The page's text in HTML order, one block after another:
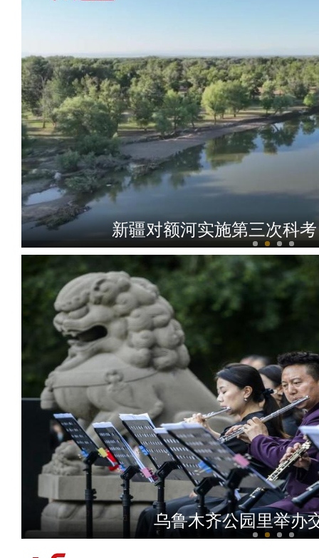
新疆对额河实施第三次科考
北塔山牧歌：这里牧草
乌鲁木齐公园里举办